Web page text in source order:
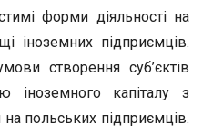
форми діяльності на
іноземних підприємців.
створення суб’єктів
іноземного капіталу з
польських підприємців.